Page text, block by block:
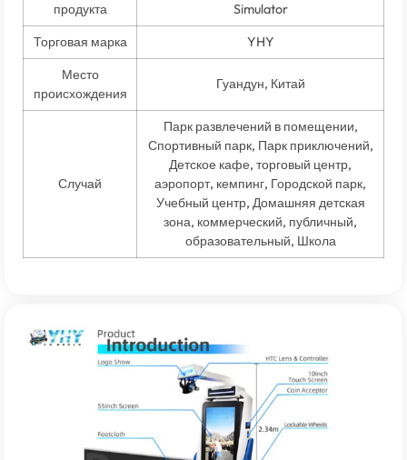
продукта
Simulator
Торговая марка
YHY
Место
происхождения
Гуандун, Китай
Случай
Парк развлечений в помещении,
Спортивный парк, Парк приключений,
Детское кафе, торговый центр,
аэропорт, кемпинг, Городской парк,
Учебный центр, Домашняя детская
зона, коммерческий, публичный,
образовательный, Школа